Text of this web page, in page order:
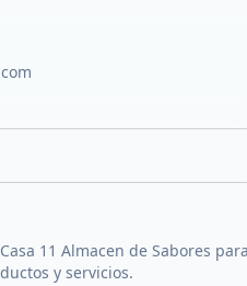
Casa 11 Almacen de Sabores
y servicios.